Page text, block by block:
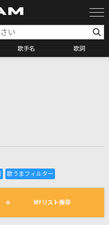
歌手名 歌詞
れき
れている曲の一覧
MYリスト保存